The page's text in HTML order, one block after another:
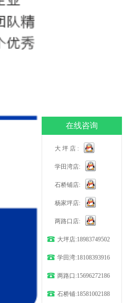
在线咨询
大 坪 店 :
学田湾店:
石桥铺店:
杨家坪店:
两路口店:
大坪店:18983749502
学田湾:18108393916
两路口:15696272186
石桥铺:18581002188